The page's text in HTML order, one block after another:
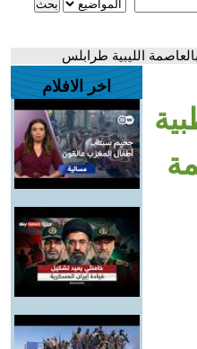
الليبية طرابلس
اخر الافلام